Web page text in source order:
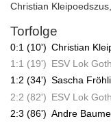
Christian Kleipoedszus
Torfolge
0:1 (10') Christian
1:1 (19') ESV Lok
1:2 (34') Sascha
2:2 (82') ESV Lok
2:3 (86') Andre